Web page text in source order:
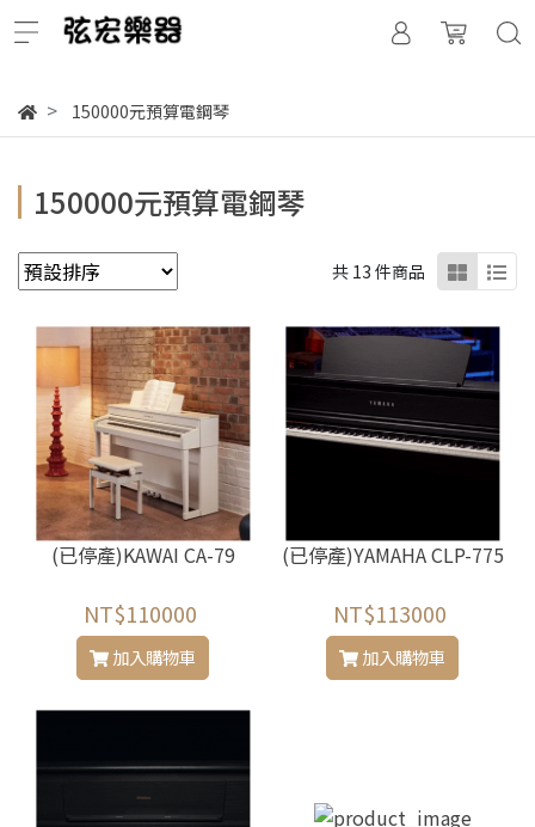
150000元預算電鋼琴
150000元預算電鋼琴
共 13 件商品
(已停產)KAWAI CA-79
NT$110000
加入購物車
(已停產)YAMAHA CLP-775
NT$113000
加入購物車